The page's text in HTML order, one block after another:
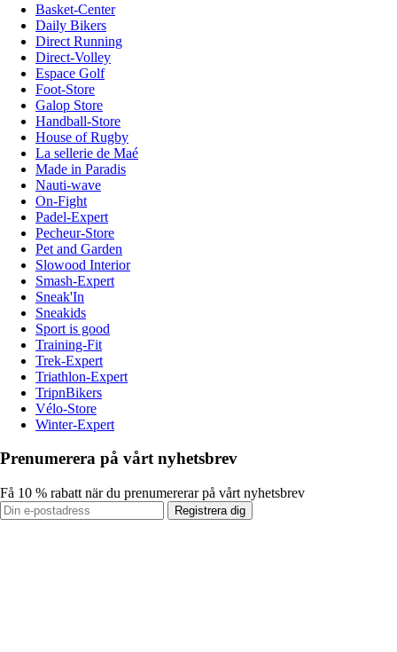
Basket-Center
Daily Bikers
Direct Running
Direct-Volley
Espace Golf
Foot-Store
Galop Store
Handball-Store
House of Rugby
La sellerie de Maé
Made in Paradis
Nauti-wave
On-Fight
Padel-Expert
Pecheur-Store
Pet and Garden
Slowood Interior
Smash-Expert
Sneak'In
Sneakids
Sport is good
Training-Fit
Trek-Expert
Triathlon-Expert
TripnBikers
Vélo-Store
Winter-Expert
Prenumerera på vårt nyhetsbrev
Få 10 % rabatt när du prenumererar på vårt nyhetsbrev
Registrera dig